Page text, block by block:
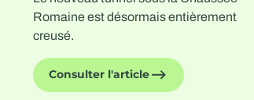
Romaine est désormais entièrement
creusé.
Consulter l'article